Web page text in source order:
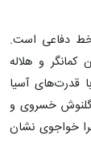
خط دفاعی است.
و هلاله
قدرت‌های آسیا
خسروی و
خواجوی نشان